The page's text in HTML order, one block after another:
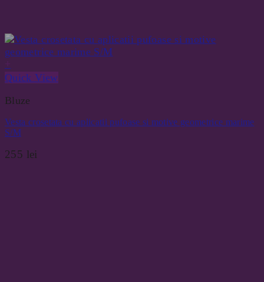
Quick View
Bluze
Vesta crosetata cu aplicatii pufoase si motive geometrice marime
S/M
255 lei